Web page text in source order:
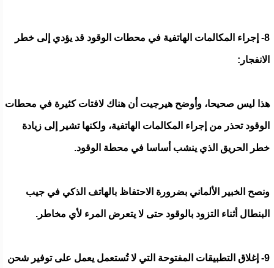
8- إجراء المكالمات الهاتفية في محطات الوقود قد يؤدي إلى خطر
الانفجار:
هذا ليس صحيحا، وأوضح هيرجيت أن هناك لافتات كثيرة في محطات
الوقود تحذر من إجراء المكالمات الهاتفية، ولكنها تشير إلى زيادة
خطر الحريق الذي ينشب أساسا في محطة الوقود.
ونصح الخبير الألماني بضرورة الاحتفاظ بالهاتف الذكي في جيب
البنطال أثناء التزود بالوقود حتى لا يتعرض المرء لأي مخاطر.
9- إغلاق التطبيقات المفتوحة التي لا تُستعمل يعمل على توفير شحن